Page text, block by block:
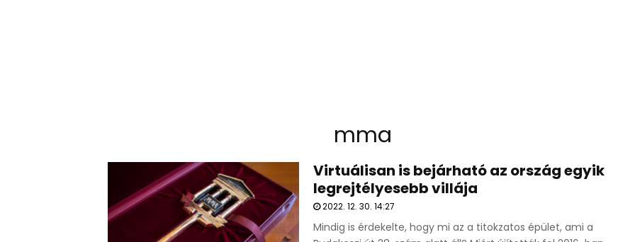
mma
Virtuálisan is bejárható az ország egyik
legrejtélyesebb villája
2022. 12. 30. 14:27
Mindig is érdekelte, hogy mi az a titokzatos épület, ami a